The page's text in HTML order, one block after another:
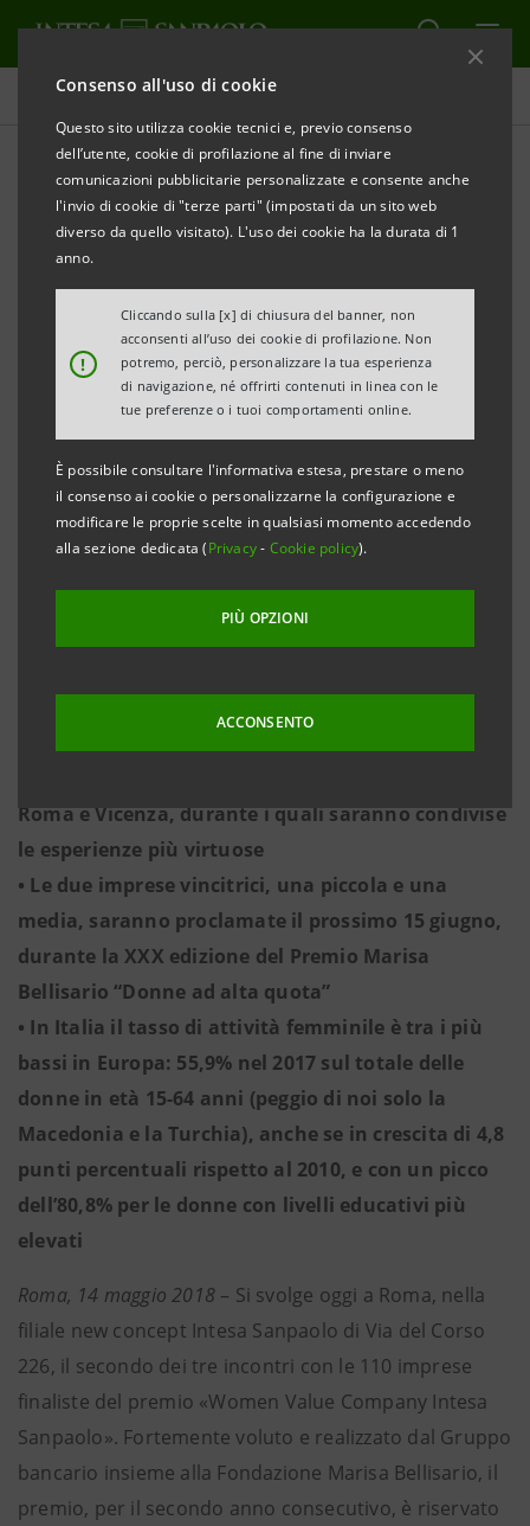
Consenso all'uso di cookie
Questo sito utilizza cookie tecnici e, previo consenso
dell’utente, cookie di profilazione al fine di inviare
comunicazioni pubblicitarie personalizzate e consente anche
l'invio di cookie di "terze parti" (impostati da un sito web
diverso da quello visitato). L'uso dei cookie ha la durata di 1
anno.
!
Cliccando sulla [x] di chiusura del banner, non
acconsenti all’uso dei cookie di profilazione. Non
potremo, perciò, personalizzare la tua esperienza
di navigazione, né offrirti contenuti in linea con le
tue preferenze o i tuoi comportamenti online.
È possibile consultare l'informativa estesa, prestare o meno
il consenso ai cookie o personalizzarne la configurazione e
modificare le proprie scelte in qualsiasi momento accedendo
alla sezione dedicata (Privacy- Cookie policy).
PIÙ OPZIONI
ACCONSENTO
Comunicati stampa
STAMPA AGGIORNA
II edizione Premio “Women Value Company Intesa
Sanpaolo”
LA FONDAZIONE MARISA BELLISARIO E INTESA
SANPAOLO
INCONTRANO LE IMPRESE FINALISTE, SELEZIONATE
PER LA CAPACITÀ DI VALORIZZARE IL MERITO E IL
TALENTO FEMMINILE
• Il premio, istituito da Fondazione Marisa
Bellisario e Gruppo Intesa Sanpaolo, incoraggia
Roma e Vicenza, durante i quali saranno condivise
le esperienze più virtuose
• Le due imprese vincitrici, una piccola e una
media, saranno proclamate il prossimo 15 giugno,
durante la XXX edizione del Premio Marisa
Bellisario “Donne ad alta quota”
• In Italia il tasso di attività femminile è tra i più
bassi in Europa: 55,9% nel 2017 sul totale delle
donne in età 15-64 anni (peggio di noi solo la
Macedonia e la Turchia), anche se in crescita di 4,8
punti percentuali rispetto al 2010, e con un picco
dell’80,8% per le donne con livelli educativi più
elevati
Roma, 14 maggio 2018 – Si svolge oggi a Roma, nella
filiale new concept Intesa Sanpaolo di Via del Corso
226, il secondo dei tre incontri con le 110 imprese
finaliste del premio «Women Value Company Intesa
Sanpaolo». Fortemente voluto e realizzato dal Gruppo
bancario insieme alla Fondazione Marisa Bellisario, il
premio, per il secondo anno consecutivo, è riservato